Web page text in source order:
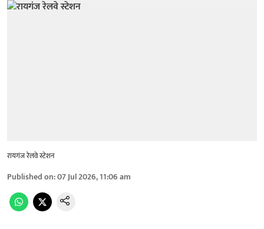
रायगंज रेलवे स्टेशन
Published on:07 Jul 2026, 11:06 am